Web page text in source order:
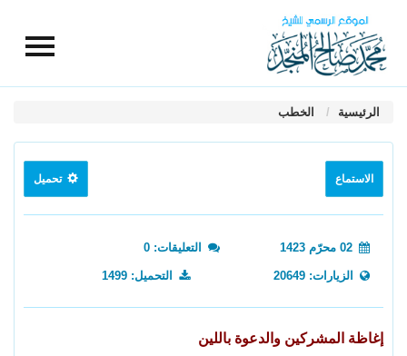
الرئيسية الخطب
الاستماع تحميل
التعليقات: 0
الزيارات: 20649 التحميل: 1499
إغاظة المشركين والدعوة باللين